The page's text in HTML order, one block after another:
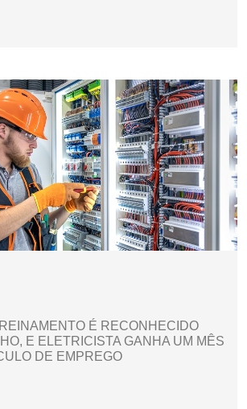
É RECONHECIDO
E ELETRICISTA GANHA UM MÊS
DE EMPREGO